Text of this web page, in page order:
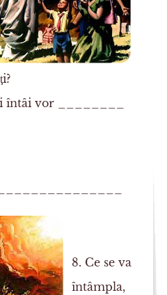
întâi vor ________
8. Ce se va
întâmpla,